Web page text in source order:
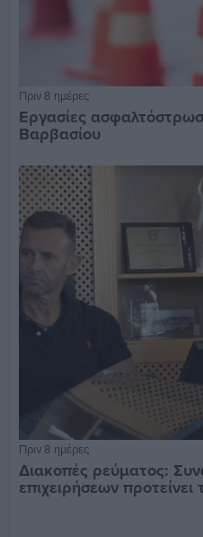
Πριν 8 ημέρες
Εργασίες
Βαρβασίου
Πριν 8 ημέρες
Διακοπές ρεύματος:
επιχειρήσεων προτείνει